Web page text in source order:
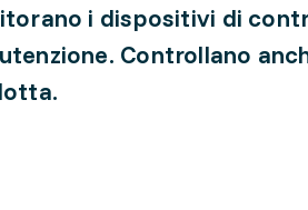
i dispositivi di
Controllano